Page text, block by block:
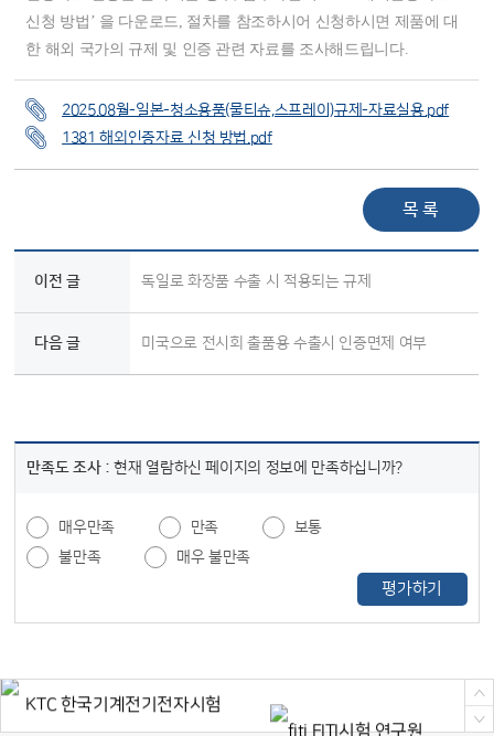
신청 방법’ 을 다운로드, 절차를 참조하시어 신청하시면 제품에 대
한 해외 국가의 규제 및 인증 관련 자료를 조사해드립니다.
2025.08월-일본-청소용품(물티슈,스프레이)규제-자료실용.pdf
1381 해외인증자료 신청 방법.pdf
목 록
이전 글 독일로 화장품 수출 시 적용되는 규제
다음 글 미국으로 전시회 출품용 수출시 인증면제 여부
만족도 조사 :현재 열람하신 페이지의 정보에 만족하십니까?
매우만족 만족
보통
불만족
매우 불만족
평가하기